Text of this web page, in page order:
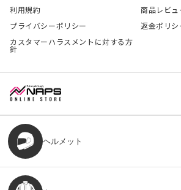
利用規約
商品レビ
プライバシーポリシー
返金ポリシ
カスタマーハラスメントに対する方
針
ヘルメット